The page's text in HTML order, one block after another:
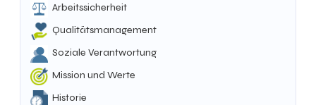
Arbeitssicherheit
Qualitätsmanagement
Soziale Verantwortung
Mission und Werte
Historie